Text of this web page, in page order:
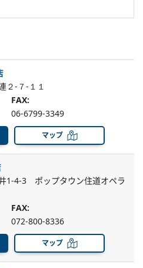
２-７-１１
FAX:
06-6799-3349
マップ
1-4-3 ポップタウン住道オペラ
FAX:
072-800-8336
マップ